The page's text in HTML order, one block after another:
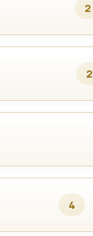
2
2
4